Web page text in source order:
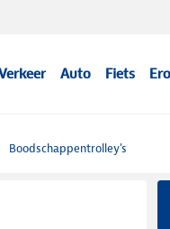
Auto Fiets
Boodschappentrolley's